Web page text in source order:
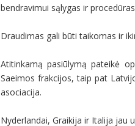
bendravimui sąlygas ir
Draudimas gali būti taikomas ir
Atitinkamą pasiūlymą pateikė
Saeimos frakcijos, taip pat
asociacija.
Nyderlandai, Graikija ir Italija jau